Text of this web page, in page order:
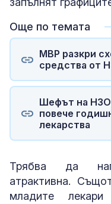
Още по темата
МВР разкри
средства от
Шефът на
повече
лекарства
Трябва да
атрактивна.
младите